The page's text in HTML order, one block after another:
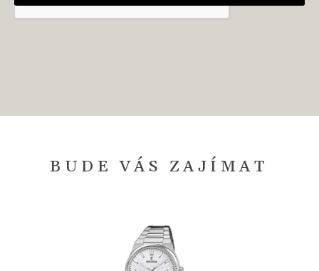
BUDE VÁS ZAJÍMAT